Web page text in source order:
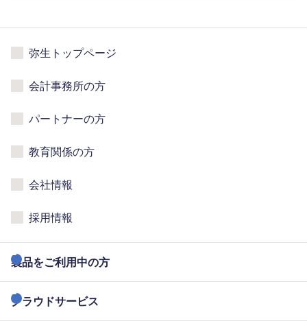
弥生トップページ
会計事務所の方
パートナーの方
教育関係の方
会社情報
採用情報
製品をご利用中の方
クラウドサービス